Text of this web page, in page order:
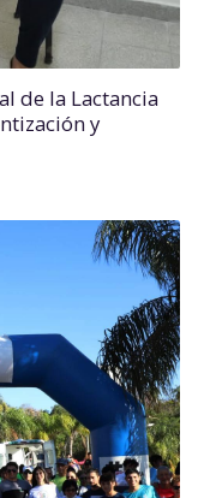
de la Lactancia
y